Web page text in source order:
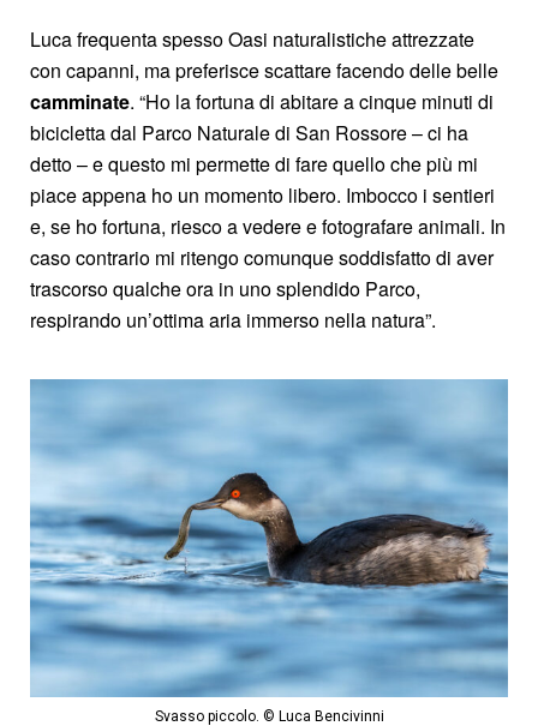
Luca frequenta spesso Oasi naturalistiche attrezzate
con capanni, ma preferisce scattare facendo delle belle
camminate. “Ho la fortuna di abitare a cinque minuti di
bicicletta dal Parco Naturale di San Rossore – ci ha
detto – e questo mi permette di fare quello che più mi
piace appena ho un momento libero. Imbocco i sentieri
e, se ho fortuna, riesco a vedere e fotografare animali. In
caso contrario mi ritengo comunque soddisfatto di aver
trascorso qualche ora in uno splendido Parco,
respirando un’ottima aria immerso nella natura”.
Svasso piccolo. © Luca Bencivinni